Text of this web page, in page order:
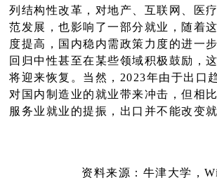
列结构性改革，对地产、互联网、医
范发展，也影响了一部分就业，随着
度提高，国内稳内需政策力度的进一
回归中性甚至在某些领域积极鼓励，
将迎来恢复。当然，2023年由于出口
对国内制造业的就业带来冲击，但相
服务业就业的提振，出口并不能改变
资料来源：牛津大学，